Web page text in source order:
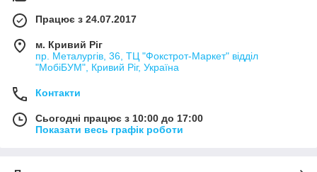
Працює з 24.07.2017
м. Кривий Ріг
пр. Металургів, 36, ТЦ "Фокстрот-Маркет" відділ
"МобіБУМ", Кривий Ріг, Україна
Контакти
Сьогодні працює з 10:00 до 17:00
Показати весь графік роботи